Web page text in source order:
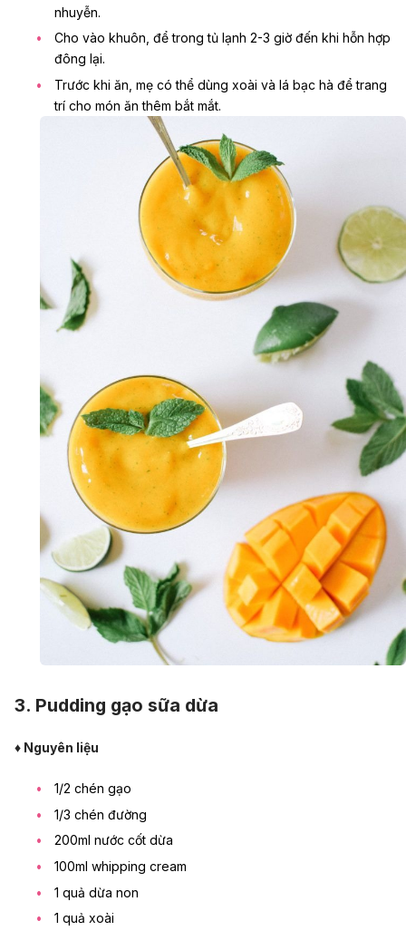
nhuyễn.
Cho vào khuôn, để trong tủ lạnh 2-3 giờ đến khi hỗn hợp
đông lại.
Trước khi ăn, mẹ có thể dùng xoài và lá bạc hà để trang
trí cho món ăn thêm bắt mắt.
3. Pudding gạo sữa dừa
♦ Nguyên liệu
1/2 chén gạo
1/3 chén đường
200ml nước cốt dừa
100ml whipping cream
1 quả dừa non
1 quả xoài